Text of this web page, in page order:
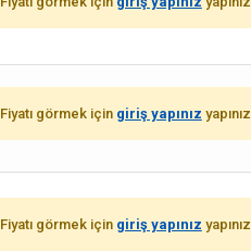
Fiyatı görmek için giriş yapınız yapınız
Fiyatı görmek için giriş yapınız yapınız